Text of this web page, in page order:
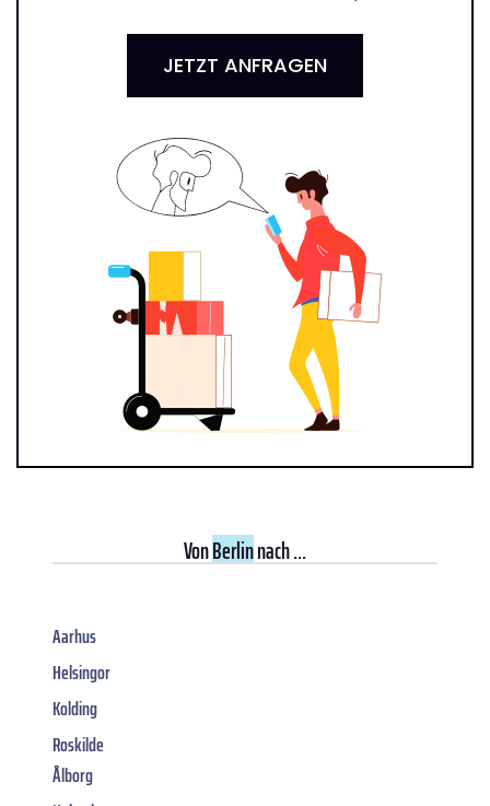
JETZT ANFRAGEN
VonBerlinnach ...
Aarhus
Helsingor
Kolding
Roskilde
Ålborg